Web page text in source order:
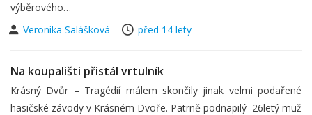
výběrového…
Veronika Salášková
před 14 lety
Na koupališti přistál vrtulník
Krásný Dvůr – Tragédií málem skončily jinak velmi podařené
hasičské závody v Krásném Dvoře. Patrně podnapilý 26letý muž